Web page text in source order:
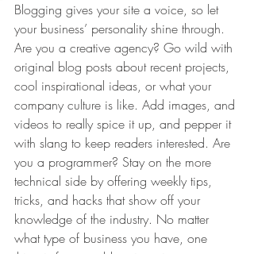
Blogging gives your site a voice, so let
your business’ personality shine through.
Are you a creative agency? Go wild with
original blog posts about recent projects,
cool inspirational ideas, or what your
company culture is like. Add images, and
videos to really spice it up, and pepper it
with slang to keep readers interested. Are
you a programmer? Stay on the more
technical side by offering weekly tips,
tricks, and hacks that show off your
knowledge of the industry. No matter
what type of business you have, one